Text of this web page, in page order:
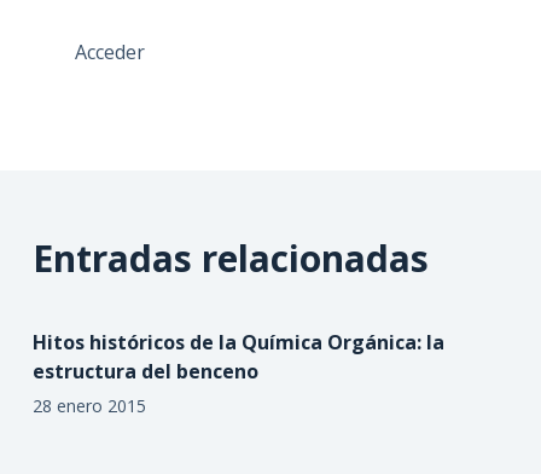
Acceder
Entradas relacionadas
Hitos históricos de la Química Orgánica: la
estructura del benceno
28 enero 2015